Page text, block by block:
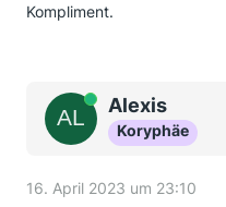
Kompliment.
Online Alexis
Koryphäe
16. April 2023 um 23:10